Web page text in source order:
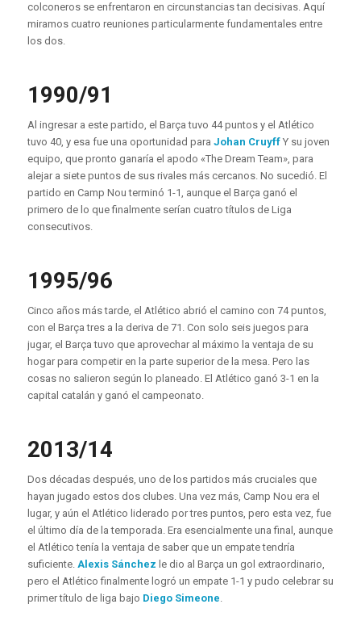
colconeros se enfrentaron en circunstancias tan decisivas. Aquí
miramos cuatro reuniones particularmente fundamentales entre
los dos.
1990/91
Al ingresar a este partido, el Barça tuvo 44 puntos y el Atlético
tuvo 40, y esa fue una oportunidad para Johan CruyffY su joven
equipo, que pronto ganaría el apodo «The Dream Team», para
alejar a siete puntos de sus rivales más cercanos. No sucedió. El
partido en Camp Nou terminó 1-1, aunque el Barça ganó el
primero de lo que finalmente serían cuatro títulos de Liga
consecutivos.
1995/96
Cinco años más tarde, el Atlético abrió el camino con 74 puntos,
con el Barça tres a la deriva de 71. Con solo seis juegos para
jugar, el Barça tuvo que aprovechar al máximo la ventaja de su
hogar para competir en la parte superior de la mesa. Pero las
cosas no salieron según lo planeado. El Atlético ganó 3-1 en la
capital catalán y ganó el campeonato.
2013/14
Dos décadas después, uno de los partidos más cruciales que
hayan jugado estos dos clubes. Una vez más, Camp Nou era el
lugar, y aún el Atlético liderado por tres puntos, pero esta vez, fue
el último día de la temporada. Era esencialmente una final, aunque
el Atlético tenía la ventaja de saber que un empate tendría
suficiente. Alexis Sánchez le dio al Barça un gol extraordinario,
pero el Atlético finalmente logró un empate 1-1 y pudo celebrar su
primer título de liga bajo Diego Simeone.